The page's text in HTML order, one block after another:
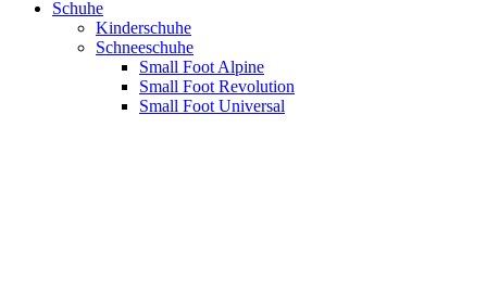
Schuhe
Kinderschuhe
Schneeschuhe
Small Foot Alpine
Small Foot Revolution
Small Foot Universal